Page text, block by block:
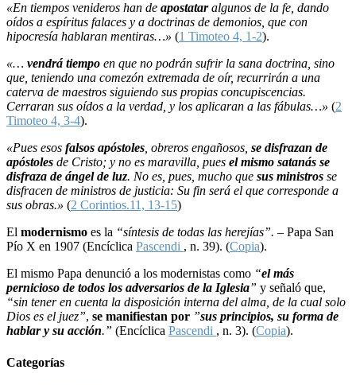
«En tiempos venideros han de apostataralgunos de la fe, dando
oídos a espíritus falaces y a doctrinas de demonios, que con
hipocresía hablaran mentiras…» (1 Timoteo 4, 1-2).
«… vendrá tiempo en que no podrán sufrir la sana doctrina, sino
que, teniendo una comezón extremada de oír, recurrirán a una
caterva de maestros siguiendo sus propias concupiscencias.
Cerraran sus oídos a la verdad, y los aplicaran a las fábulas…» (2
Timoteo 4, 3-4).
«Pues esos falsos apóstoles , obreros engañosos, se disfrazan de
apóstoles de Cristo; y no es maravilla, pues el mismo satanás se
disfraza de ángel de luz. No es, pues, mucho que sus ministros se
disfracen de ministros de justicia: Su fin será el que corresponde a
sus obras.» (2 Corintios.11, 13-15)
El modernismo es la “síntesis de todas las herejías”. – Papa San
Pío X en 1907 (Encíclica Pascendi , n. 39). (Copia).
El mismo Papa denunció a los modernistas como “el más
pernicioso de todos los adversarios de la Iglesia” y señaló que,
“sin tener en cuenta la disposición interna del alma, de la cual solo
Dios es el juez”, se manifiestan por ”sus principios, su forma de
hablar y su acción.” (Encíclica Pascendi , n. 3). (Copia).
Categorías